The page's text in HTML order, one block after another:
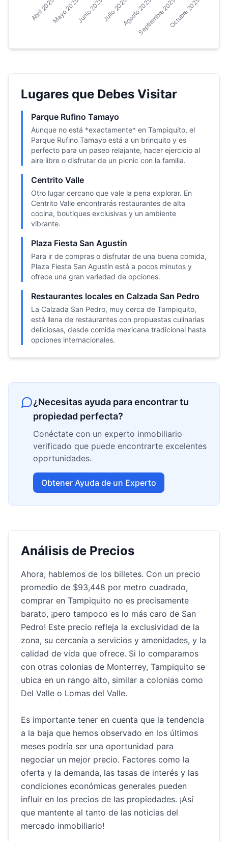
Abril 2025Mayo 2025Junio 2025Julio 2025Agosto 2025Septiembre 2025Octubre 2025
Lugares que Debes Visitar
Parque Rufino Tamayo
Aunque no está *exactamente* en Tampiquito, el
Parque Rufino Tamayo está a un brinquito y es
perfecto para un paseo relajante, hacer ejercicio al
aire libre o disfrutar de un picnic con la familia.
Centrito Valle
Otro lugar cercano que vale la pena explorar. En
Centrito Valle encontrarás restaurantes de alta
cocina, boutiques exclusivas y un ambiente
vibrante.
Plaza Fiesta San Agustín
Para ir de compras o disfrutar de una buena comida,
Plaza Fiesta San Agustín está a pocos minutos y
ofrece una gran variedad de opciones.
Restaurantes locales en Calzada San Pedro
La Calzada San Pedro, muy cerca de Tampiquito,
está llena de restaurantes con propuestas culinarias
deliciosas, desde comida mexicana tradicional hasta
opciones internacionales.
¿Necesitas ayuda para encontrar tu
propiedad perfecta?
Conéctate con un experto inmobiliario
verificado que puede encontrarte excelentes
oportunidades.
Obtener Ayuda de un Experto
Análisis de Precios
Ahora, hablemos de los billetes. Con un precio
promedio de $93,448 por metro cuadrado,
comprar en Tampiquito no es precisamente
barato, ¡pero tampoco es lo más caro de San
Pedro! Este precio refleja la exclusividad de la
zona, su cercanía a servicios y amenidades, y la
calidad de vida que ofrece. Si lo comparamos
con otras colonias de Monterrey, Tampiquito se
ubica en un rango alto, similar a colonias como
Del Valle o Lomas del Valle.
Es importante tener en cuenta que la tendencia
a la baja que hemos observado en los últimos
meses podría ser una oportunidad para
negociar un mejor precio. Factores como la
oferta y la demanda, las tasas de interés y las
condiciones económicas generales pueden
influir en los precios de las propiedades. ¡Así
que mantente al tanto de las noticias del
mercado inmobiliario!